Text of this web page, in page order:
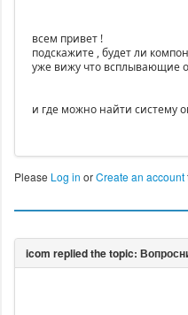
всем привет !
подскажите , будет ли
уже вижу что всплывающие
и где можно найти систему
Please Log in orCreate an account